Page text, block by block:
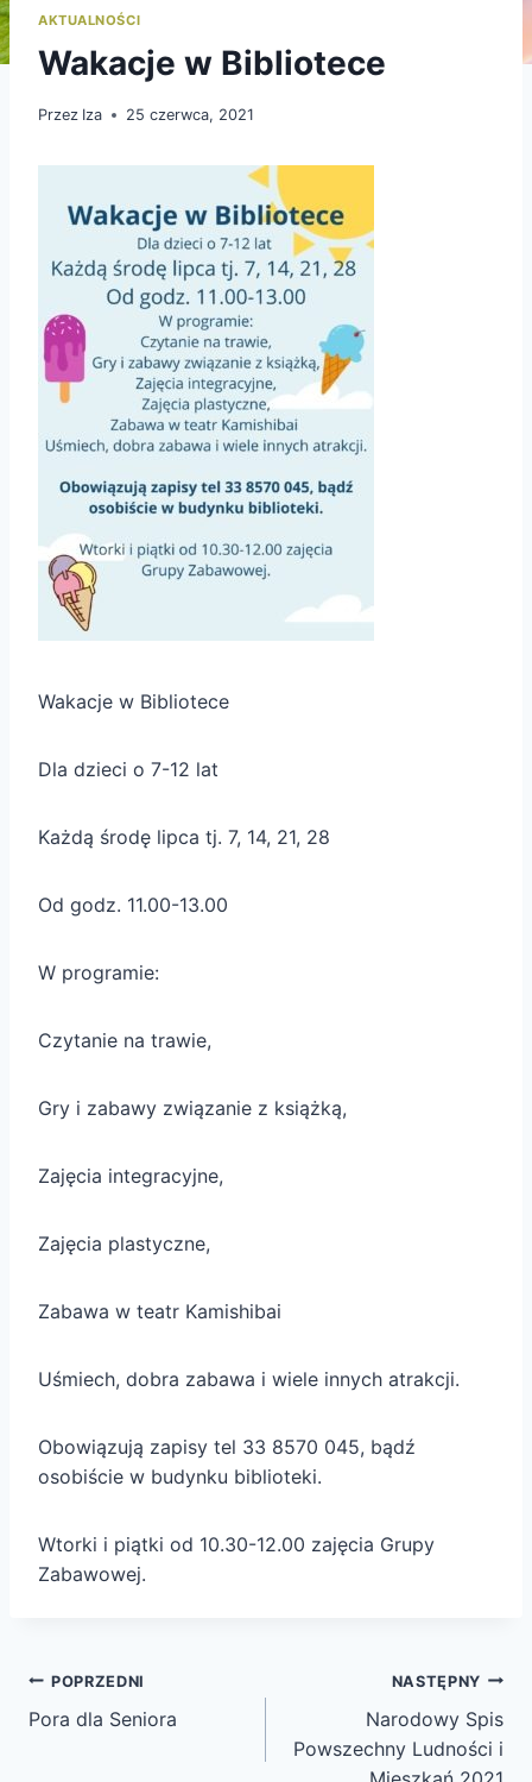
AKTUALNOŚCI
Wakacje w Bibliotece
Przez Iza 25 czerwca, 2021
Wakacje w Bibliotece
Dla dzieci o 7-12 lat
Każdą środę lipca tj. 7, 14, 21, 28
Od godz. 11.00-13.00
W programie:
Czytanie na trawie,
Gry i zabawy związanie z książką,
Zajęcia integracyjne,
Zajęcia plastyczne,
Zabawa w teatr Kamishibai
Uśmiech, dobra zabawa i wiele innych atrakcji.
Obowiązują zapisy tel 33 8570 045, bądź
osobiście w budynku biblioteki.
Wtorki i piątki od 10.30-12.00 zajęcia Grupy
Zabawowej.
Nawigacja
wpisu
POPRZEDNI
Pora dla Seniora
NASTĘPNY
Narodowy Spis
Powszechny Ludności i